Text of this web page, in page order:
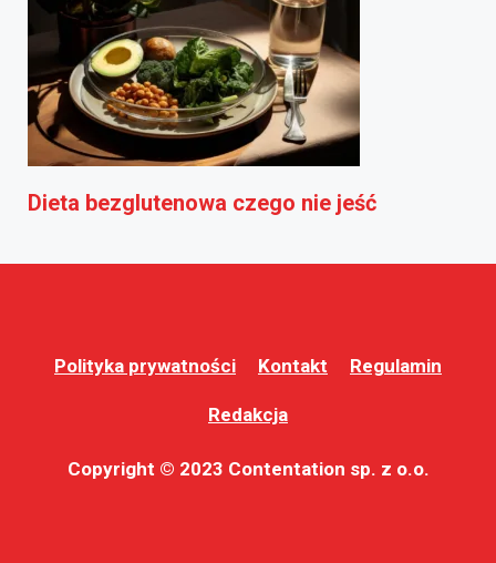
Dieta bezglutenowa czego nie jeść
Polityka prywatności Kontakt Regulamin
Redakcja
Copyright © 2023 Contentation sp. z o.o.